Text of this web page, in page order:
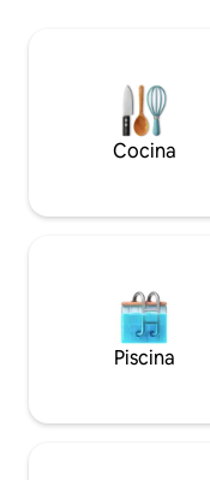
coche, 10 minutos en
minutos a pie del
principal con playa
Cocina
Piscina